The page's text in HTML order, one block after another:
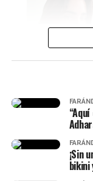
Cabe señalar
que será este día.
“Mi
más
Será
Isabella Ladera
Y en esta
que ha
no
¡Sin
bikini